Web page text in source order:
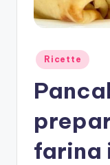
Posted
in
Ricette
farina